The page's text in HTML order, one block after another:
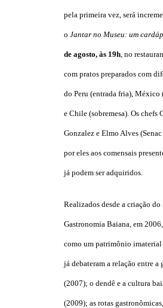
pela primeira vez, será
o Jantar no Museu: um
de agosto, às 19h , no
com pratos preparados com
do Peru (entrada fria),
e Chile (sobremesa). Os
Gonzalez e Elmo Alves
por eles aos comensais
já podem ser adquiridos.
Realizados desde a criação do
Gastronomia Baiana, em
como um patrimônio imaterial
já debateram a relação entre
(2007); o dendê e a cultura
(2009); as rotas